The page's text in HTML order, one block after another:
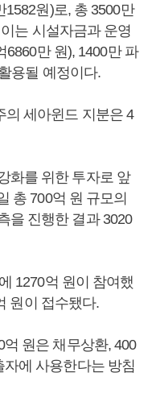
원)로, 총 3500만
는 시설자금과 운영
6860만 원), 1400만 파
용될 예정이다.
의 세아윈드 지분은 4
화를 위한 투자로 앞
총 700억 원 규모의
을 진행한 결과 3020
1270억 원이 참여했
원이 접수됐다.
원은 채무상환, 400
에 사용한다는 방침